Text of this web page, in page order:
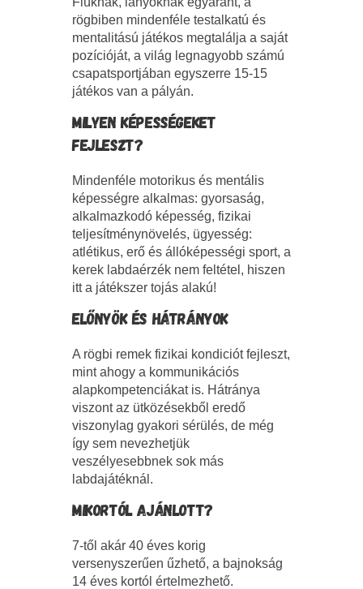
rögbiben mindenféle testalkatú és
mentalitású játékos megtalálja a saját
pozícióját, a világ legnagyobb számú
csapatsportjában egyszerre 15-15
játékos van a pályán.
MILYEN KÉPESSÉGEKET
FEJLESZT?
Mindenféle motorikus és mentális
képességre alkalmas: gyorsaság,
alkalmazkodó képesség, fizikai
teljesítménynövelés, ügyesség:
atlétikus, erő és állóképességi sport, a
kerek labdaérzék nem feltétel, hiszen
itt a játékszer tojás alakú!
ELŐNYÖK ÉS HÁTRÁNYOK
A rögbi remek fizikai kondiciót fejleszt,
mint ahogy a kommunikációs
alapkompetenciákat is. Hátránya
viszont az ütközésekből eredő
viszonylag gyakori sérülés, de még
így sem nevezhetjük
veszélyesebbnek sok más
labdajátéknál.
MIKORTÓL AJÁNLOTT?
7-től akár 40 éves korig
versenyszerűen űzhető, a bajnokság
14 éves kortól értelmezhető.